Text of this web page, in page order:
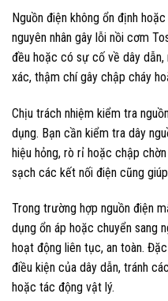
Nguồn điện không ổn định
nguyên nhân gây lỗi nồi cơm
đều hoặc có sự cố về dây
xác, thậm chí gây chập cháy
Chịu trách nhiệm kiểm tra
dụng. Bạn cần kiểm tra dây
hiệu hỏng, rò rỉ hoặc chập
sạch các kết nối điện cũng
Trong trường hợp nguồn điện
dụng ổn áp hoặc chuyển sang
hoạt động liên tục, an toàn.
điều kiện của dây dẫn, tránh
hoặc tác động vật lý.